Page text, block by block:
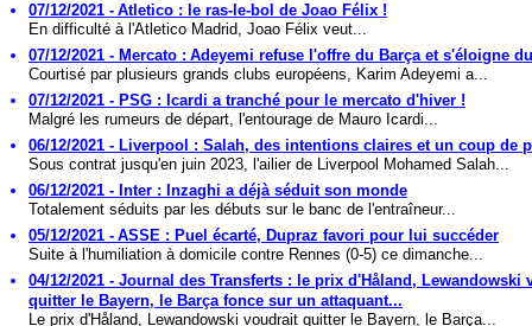
07/12/2021 - Atletico : le ras-le-bol de Joao Félix !
En difficulté à l'Atletico Madrid, Joao Félix veut...
07/12/2021 - Mercato : Adeyemi refuse l'offre du Barça et s'éloigne
Courtisé par plusieurs grands clubs européens, Karim Adeyemi a...
07/12/2021 - PSG : Icardi a tranché pour le mercato d'hiver !
Malgré les rumeurs de départ, l'entourage de Mauro Icardi...
06/12/2021 - Liverpool : Salah, des intentions claires et un coup de
Sous contrat jusqu'en juin 2023, l'ailier de Liverpool Mohamed Salah...
06/12/2021 - Inter : Inzaghi a déjà séduit son monde
Totalement séduits par les débuts sur le banc de l'entraîneur...
05/12/2021 - ASSE : Puel écarté, Dupraz favori pour lui succéder
Suite à l'humiliation à domicile contre Rennes (0-5) ce dimanche...
04/12/2021 - Journal des Transferts : le prix d'Håland, Lewandowski
quitter le Bayern, le Barça fonce sur un attaquant...
Le prix d'Håland, Lewandowski voudrait quitter le Bayern, le Barça...